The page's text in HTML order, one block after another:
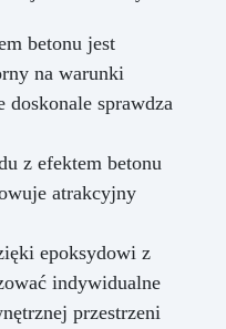
betonu jest
na warunki
doskonale sprawdza
z efektem betonu
atrakcyjny
epoksydowi z
indywidualne
przestrzeni